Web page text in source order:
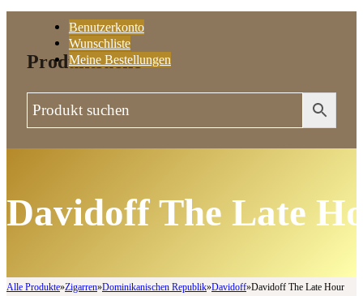
Benutzerkonto
Wunschliste
Meine Bestellungen
Produktsuche
Davidoff The Late
Alle Produkte»Zigarren»Dominikanischen Republik»Davidoff»Davidoff The Late Hour